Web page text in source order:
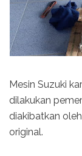
Mesin Suzuki
dilakukan
diakibatkan
original.